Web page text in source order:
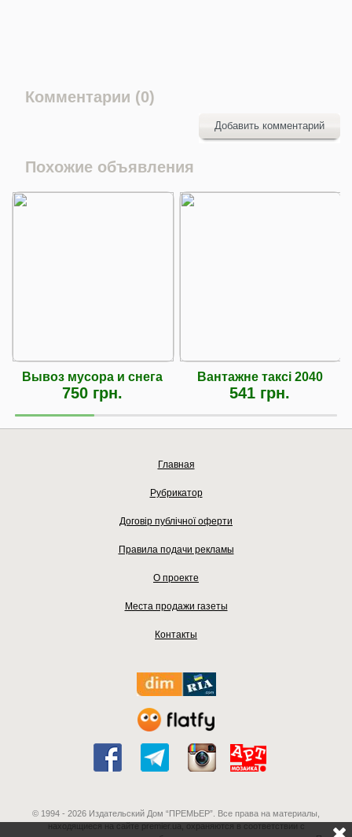
Комментарии (0)
Добавить комментарий
Похожие объявления
Вывоз мусора и снега
750 грн.
Вантажне таксі 2040
541 грн.
Главная
Рубрикатор
Договір публічної оферти
Правила подачи рекламы
О проекте
Места продажи газеты
Контакты
© 1994 - 2026 Издательский Дом “ПРЕМЬЕР”. Все права на материалы,
находящиеся на сайте premier.ua, охраняются в соответствии с